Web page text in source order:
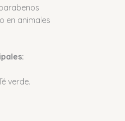
en animales
verde.